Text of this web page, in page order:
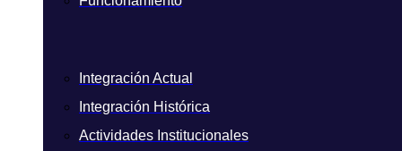
Integración Actual
Integración Histórica
Actividades Institucionales